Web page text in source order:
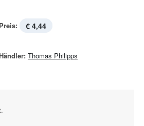
Preis: € 4,44
Händler: Thomas Philipps